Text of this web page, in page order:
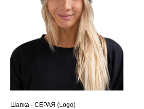
Шапка - СЕРАЯ (Logo)